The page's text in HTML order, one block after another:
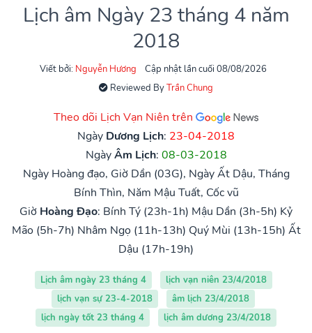
Lịch âm Ngày 23 tháng 4 năm
2018
Viết bởi: Nguyễn Hương
Cập nhật lần cuối 08/08/2026
Reviewed ByTrần Chung
Theo dõi Lịch Vạn Niên trên
Ngày Dương Lịch: 23-04-2018
NgàyÂm Lịch: 08-03-2018
Ngày Hoàng đạo, Giờ Dần (03G), Ngày Ất Dậu, Tháng
Bính Thìn, Năm Mậu Tuất, Cốc vũ
Giờ Hoàng Đạo: Bính Tý (23h-1h) Mậu Dần (3h-5h) Kỷ
Mão (5h-7h) Nhâm Ngọ (11h-13h) Quý Mùi (13h-15h) Ất
Dậu (17h-19h)
Lịch âm ngày 23 tháng 4
lịch vạn niên 23/4/2018
lịch vạn sự 23-4-2018
âm lịch 23/4/2018
lịch ngày tốt 23 tháng 4
lịch âm dương 23/4/2018